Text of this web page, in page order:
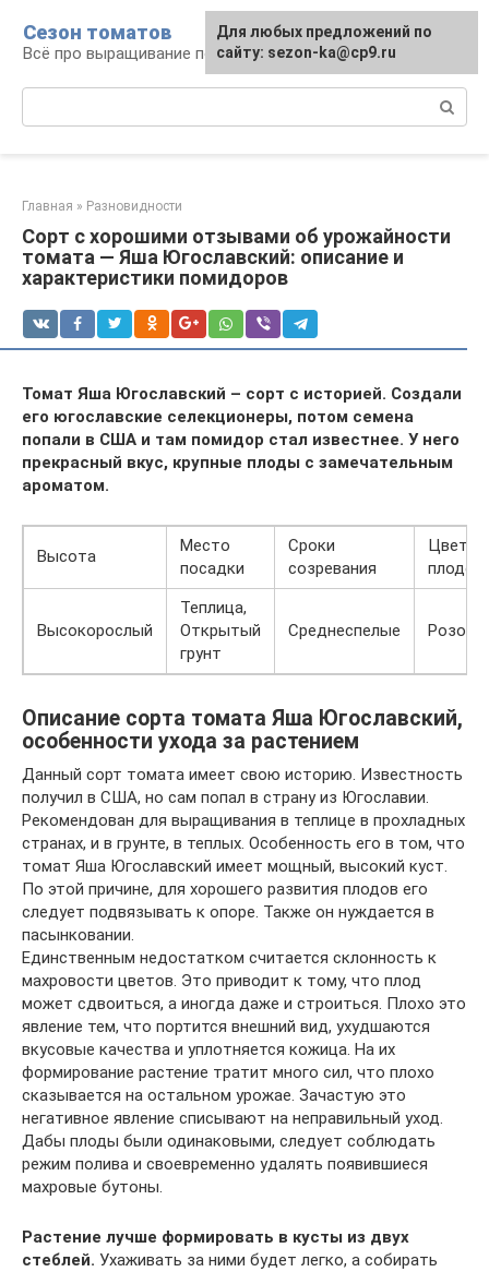
контенту
Сезон томатов
Всё про выращивание помидоров
Главная » Разновидности
Сорт с хорошими отзывами об урожайности
томата — Яша Югославский: описание и
характеристики помидоров
Томат Яша Югославский – сорт с историей. Создали
его югославские селекционеры, потом семена
попали в США и там помидор стал известнее. У него
прекрасный вкус, крупные плоды с замечательным
ароматом.
Высота
Место
посадки
Сроки
созревания
Цвет
плодов
Высокорослый
Теплица,
Открытый
грунт
Среднеспелые
Описание сорта томата Яша Югославский,
особенности ухода за растением
Данный сорт томата имеет свою историю. Известность
получил в США, но сам попал в страну из Югославии.
Рекомендован для выращивания в теплице в прохладных
странах, и в грунте, в теплых. Особенность его в том, что
томат Яша Югославский имеет мощный, высокий куст.
По этой причине, для хорошего развития плодов его
следует подвязывать к опоре. Также он нуждается в
пасынковании.
Единственным недостатком считается склонность к
махровости цветов. Это приводит к тому, что плод
может сдвоиться, а иногда даже и строиться. Плохо это
явление тем, что портится внешний вид, ухудшаются
вкусовые качества и уплотняется кожица. На их
формирование растение тратит много сил, что плохо
сказывается на остальном урожае. Зачастую это
негативное явление списывают на неправильный уход.
Дабы плоды были одинаковыми, следует соблюдать
режим полива и своевременно удалять появившиеся
махровые бутоны.
Растение лучше формировать в кусты из двух
стеблей. Ухаживать за ними будет легко, а собирать
Для любых предложений по
сайту: sezon-ka@cp9.ru